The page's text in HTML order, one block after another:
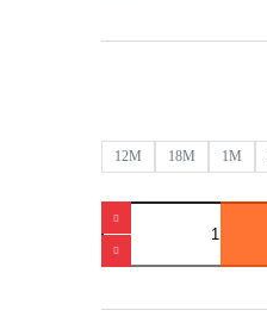
12M 18M 1M
Conjunto
punto
de
bebé
cantidad